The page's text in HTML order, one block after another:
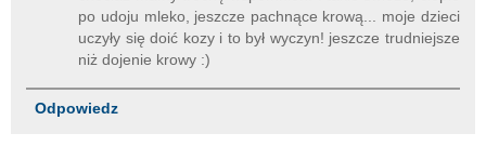
po udoju mleko, jeszcze pachnące krową... moje dzieci
uczyły się doić kozy i to był wyczyn! jeszcze trudniejsze
niż dojenie krowy :)
Odpowiedz